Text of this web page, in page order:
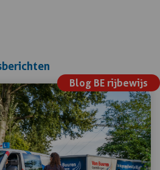
Blog BE rijbewijs